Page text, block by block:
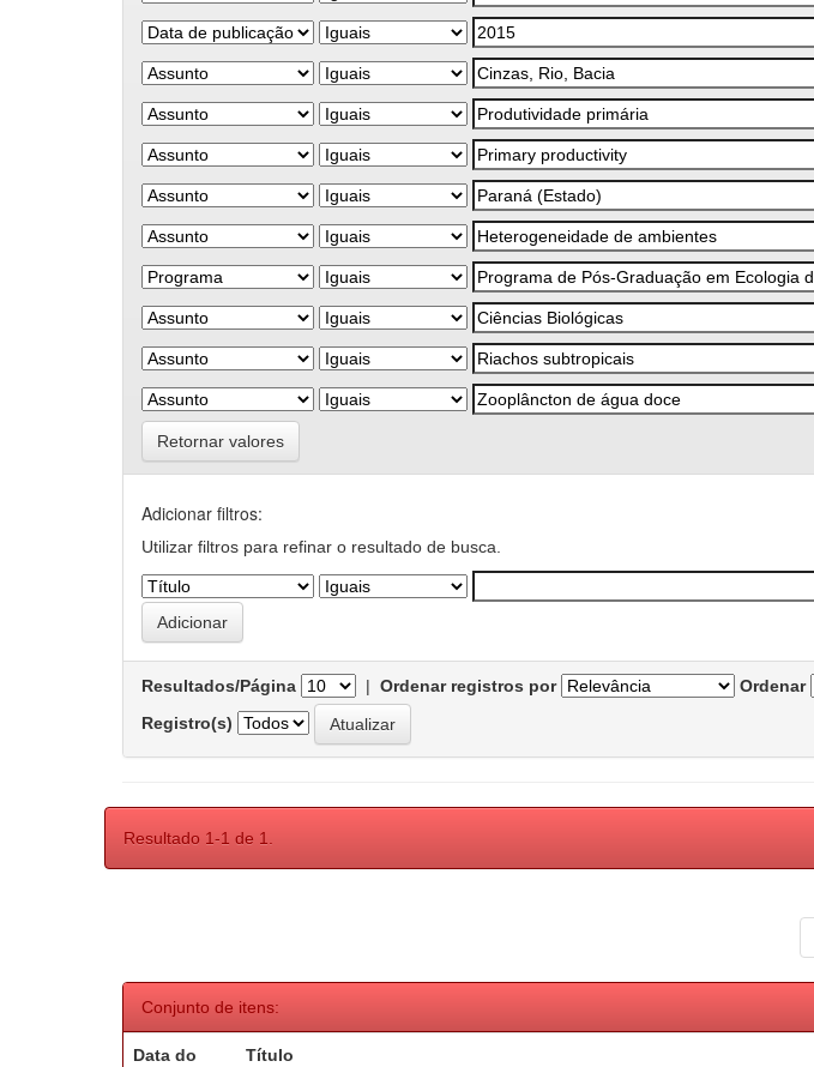
Retornar valores
Adicionar filtros:
Utilizar filtros para refinar o resultado de busca.
Resultados/Página | Ordenar registros por
Ordenar
Registro(s)
Resultado 1-1 de 1.
Conjunto de itens:
Data do Título